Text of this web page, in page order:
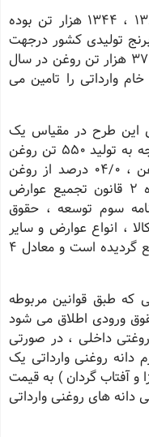
میزان واردات روغن نباتی در سال ۱۳۸۴ ، ۱۳۴۴ هزار تن بوده
تولیدی کشور درجهت
تولید روغن سبوس برنج استفاده شود ۳۷ هزار تن روغن در سال
درصد روغن خام وارداتی را تامین می
اين طرح در مقیاس یک
واحد صنعتی مجزا را برآورد کنیم با توجه به تولید 550 تن روغن
سبوس برنج در سال ، این مقدار روغن ، 04/0 درصد از روغن
وارداتی تامین خواهد کرد . طبق ماده ۲ قانون تجمیع عوارض
برنامه سوم توسعه ، حقوق
، انواع عوارض و ساير
وجوه دریافتی از کالاهای وارداتی تجمیع گردیده است و معادل ۴
که طبق قوانین مربوطه
ورودی اطلاق می شود
داخلی ، در صورتی
به ازاء هر ۳ کیلوگرم دانه روغنی وارداتی یک
و آفتاب گردان ) به قیمت
دانه های روغنی وارداتی